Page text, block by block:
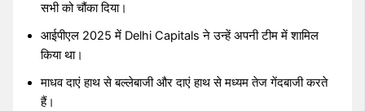
सभी को चौंका दिया।
आईपीएल 2025 में Delhi Capitals ने उन्हें अपनी टीम में शामिल
किया था।
माधव दाएं हाथ से बल्लेबाजी और दाएं हाथ से मध्यम तेज गेंदबाजी करते
हैं।